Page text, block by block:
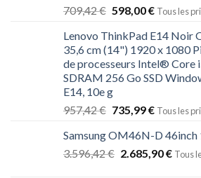
709,42€ 598,00€ Tous les
Lenovo ThinkPad E14 Noir
35,6 cm (14") 1920 x 1080
de processeurs Intel® Core
SDRAM 256 Go SSD
E14, 10e g
957,42€ 735,99€ Tous les
Samsung OM46N-D 46inch
3.596,42€ 2.685,90€ Tous